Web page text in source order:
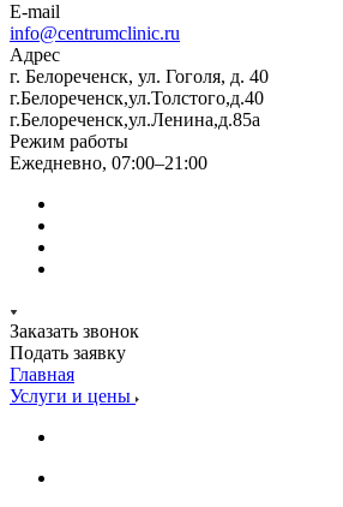
E-mail
info@centrumclinic.ru
Адрес
г. Белореченск, ул. Гоголя, д. 40
г.Белореченск,ул.Толстого,д.40
г.Белореченск,ул.Ленина,д.85а
Режим работы
Ежедневно, 07:00–21:00
Заказать звонок
Подать заявку
Главная
Услуги и цены